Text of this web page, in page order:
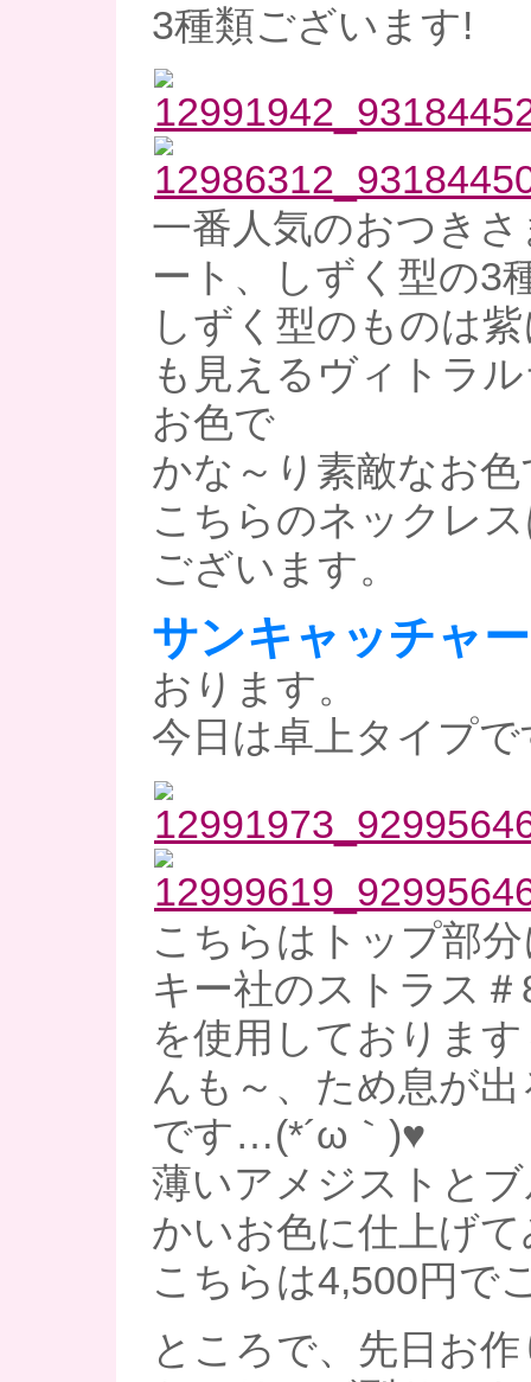
3種類ございます!
一番人気のおつき
ート、しずく型の3
しずく型のものは
も見えるヴィトラ
お色で
かな～り素敵なお
こちらのネックレ
ございます。
サンキャッチャー
おります。
今日は卓上タイプで
こちらはトップ部
キー社のストラス
を使用しておりま
んも～、ため息が
です…(*´ω｀)♥
薄いアメジストと
かいお色に仕上げ
こちらは4,500円で
ところで、先日お